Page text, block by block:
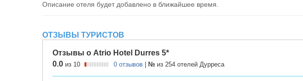
Описание отеля будет добавлено в ближайшее время.
ОТЗЫВЫ ТУРИСТОВ